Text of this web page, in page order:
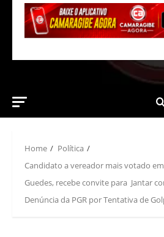
Home
Política
Candidato a vereador mais votado
Guedes, recebe convite para Jantar
Denúncia da PGR por Tentativa de